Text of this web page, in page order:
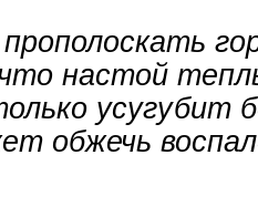
настой
усугубит
обжечь